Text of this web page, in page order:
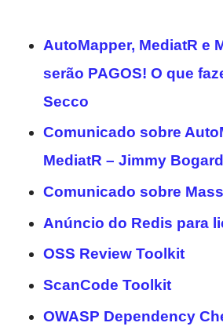
AutoMapper, MediatR e
serão PAGOS! O que
Secco
Comunicado sobre
MediatR – Jimmy Bogard
Comunicado sobre
Anúncio do Redis para
OSS Review Toolkit
ScanCode Toolkit
OWASP Dependency